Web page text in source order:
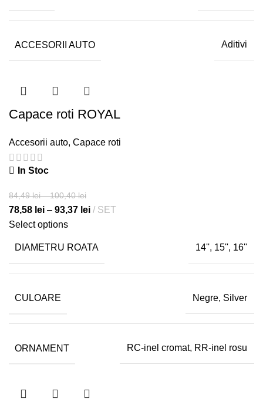
ACCESORII AUTO Aditivi
Capace roti ROYAL
Accesorii auto, Capace roti
In Stoc
84,49lei–100,40lei
78,58 lei – 93,37 lei
SET
Select options
DIAMETRU ROATA 14'', 15'', 16''
CULOARE Negre, Silver
ORNAMENT RC-inel cromat, RR-inel rosu